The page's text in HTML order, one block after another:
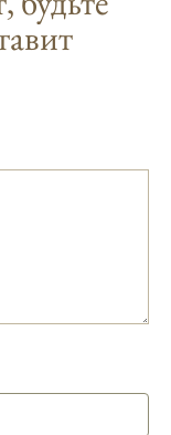
о
клева на
всего